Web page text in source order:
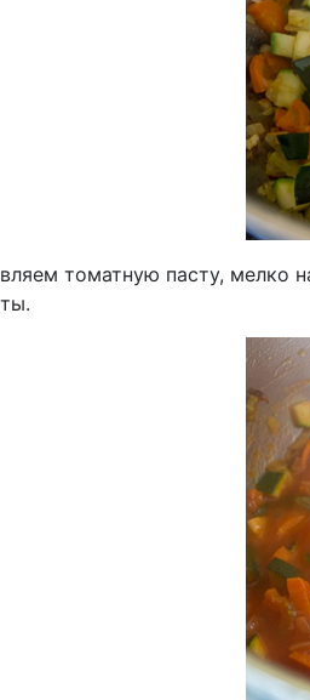
томатную пасту, мелко